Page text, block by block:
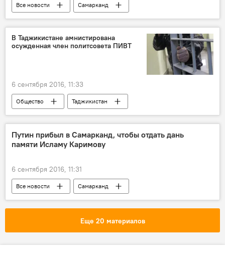
Все новости
Самарканд
Владимир Путин
Ислам Каримов
Центральная Азия
В Таджикистане амнистирована
осужденная член политсовета ПИВТ
6 сентября 2016, 11:33
Общество
Таджикистан
Все новости
амнистия ПИВТ
Путин прибыл в Самарканд, чтобы отдать дань
памяти Исламу Каримову
6 сентября 2016, 11:31
Все новости
Самарканд
Владимир Путин
Ислам Каримов
Еще 20 материалов